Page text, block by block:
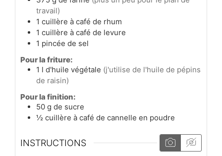
travail)
1 cuillère à café de rhum
1 cuillère à café de levure
1 pincée de sel
Pour la friture:
1 l d'huile végétale (j'utilise de l'huile de pépins
de raisin)
Pour la finition:
50 g de sucre
½ cuillère à café de cannelle en poudre
INSTRUCTIONS